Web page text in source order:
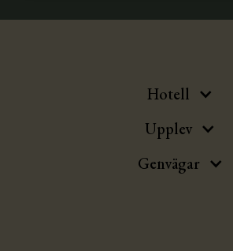
Hotell
Upplev
Genvägar